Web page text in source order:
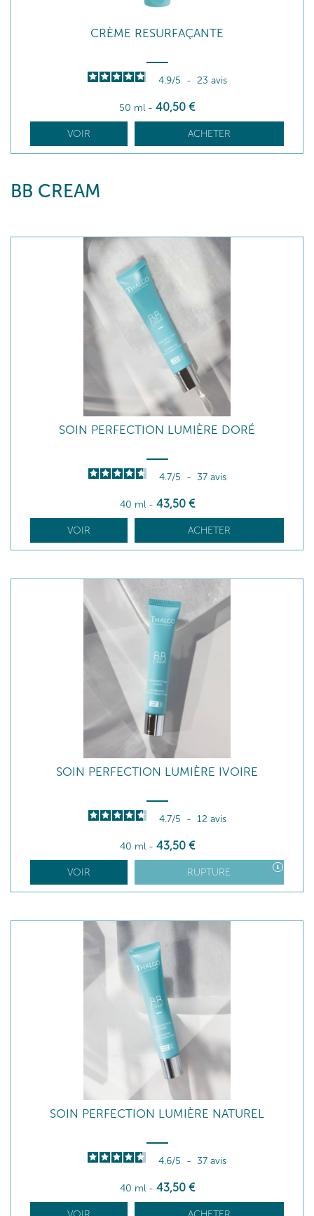
CRÈME RESURFAÇANTE
4.9/5 - 23 avis
50 ml - 40,50 €
VOIR ACHETER
BB CREAM
SOIN PERFECTION LUMIÈRE DORÉ
4.7/5 - 37 avis
40 ml - 43,50 €
VOIR ACHETER
SOIN PERFECTION LUMIÈRE IVOIRE
4.7/5 - 12 avis
40 ml - 43,50 €
VOIR RUPTURE
SOIN PERFECTION LUMIÈRE NATUREL
4.6/5 - 37 avis
40 ml - 43,50 €